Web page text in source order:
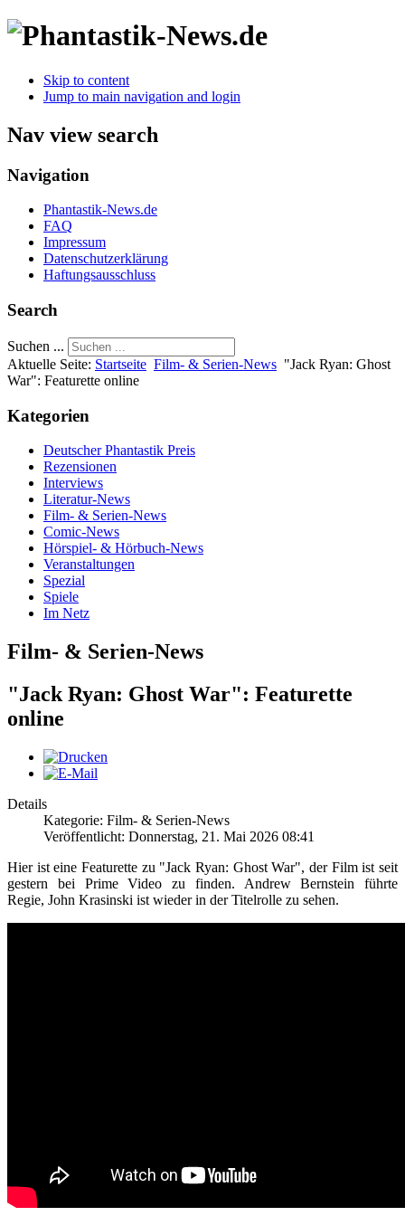
Skip to content
Jump to main navigation and login
Nav view search
Navigation
Phantastik-News.de
FAQ
Impressum
Datenschutzerklärung
Haftungsausschluss
Search
Suchen ...
Aktuelle Seite: Startseite Film- & Serien-News "Jack Ryan: Ghost
War": Featurette online
Kategorien
Deutscher Phantastik Preis
Rezensionen
Interviews
Literatur-News
Film- & Serien-News
Comic-News
Hörspiel- & Hörbuch-News
Veranstaltungen
Spezial
Spiele
Im Netz
Film- & Serien-News
"Jack Ryan: Ghost War": Featurette
online
Details
Kategorie: Film- & Serien-News
Veröffentlicht: Donnerstag, 21. Mai 2026 08:41
Hier ist eine Featurette zu "Jack Ryan: Ghost War", der Film ist seit
gestern bei Prime Video zu finden. Andrew Bernstein führte
Regie, John Krasinski ist wieder in der Titelrolle zu sehen.